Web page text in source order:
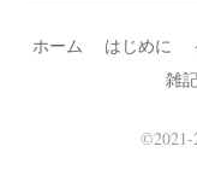
ホーム はじめに
雑
©2021-